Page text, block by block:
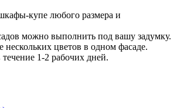
купе любого размера и
можно выполнить под вашу задумку.
нескольких цветов в одном фасаде.
течение 1-2 рабочих дней.